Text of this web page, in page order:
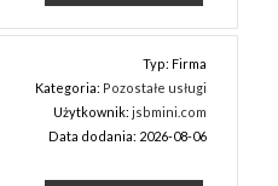
Typ: Firma
Kategoria: Pozostałe usługi
Użytkownik:jsbmini.com
Data dodania: 2026-08-06